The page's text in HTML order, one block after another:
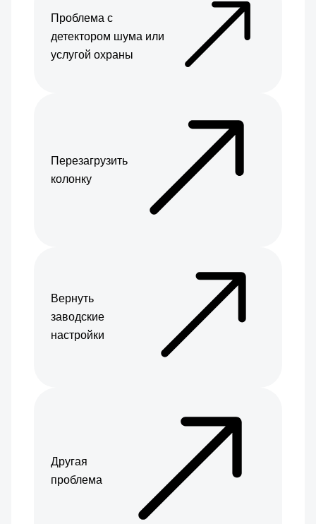
Проблема с
детектором шума или
услугой охраны
Перезагрузить
колонку
Вернуть
заводские
настройки
Другая
проблема